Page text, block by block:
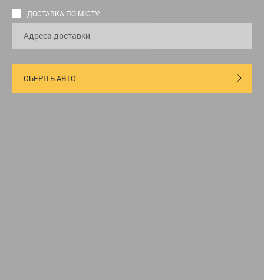
ДОСТАВКА ПО МІСТУ: